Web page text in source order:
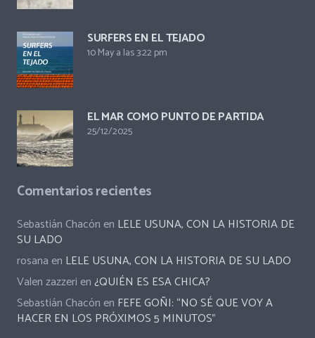
SURFERS EN EL TEJADO
10 May a las 3:22 pm
EL MAR COMO PUNTO DE PARTIDA
25/12/2025
Comentarios recientes
Sebastián Chacón en LELE USUNA, CON LA HISTORIA DE
SU LADO
rosana en LELE USUNA, CON LA HISTORIA DE SU LADO
Valen zazzeri en¿QUIÉN ES ESA CHICA?
Sebastián Chacón en FEFE GOÑI: “NO SÉ QUE VOY A
HACER EN LOS PRÓXIMOS 5 MINUTOS”